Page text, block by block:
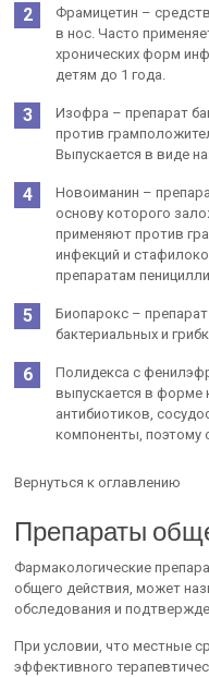
Фрамицетин –
в нос. Часто
хронических форм
детям до 1 года.
Изофра – препарат
против
Выпускается в виде
Новоиманин –
основу которого
применяют против
инфекций и
препаратам
Биопарокс –
бактериальных и
Полидекса с
выпускается в форме
антибиотиков,
компоненты, поэтому
Вернуться к оглавлению
Препараты
Фармакологические
общего действия, может
обследования и
При условии, что местные
эффективного